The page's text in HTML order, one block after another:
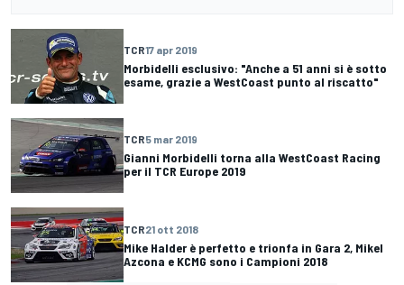
TCR17 apr 2019
Morbidelli esclusivo: "Anche a 51 anni si è sotto
esame, grazie a WestCoast punto al riscatto"
TCR5 mar 2019
Gianni Morbidelli torna alla WestCoast Racing
per il TCR Europe 2019
TCR21 ott 2018
Mike Halder è perfetto e trionfa in Gara 2, Mikel
Azcona e KCMG sono i Campioni 2018